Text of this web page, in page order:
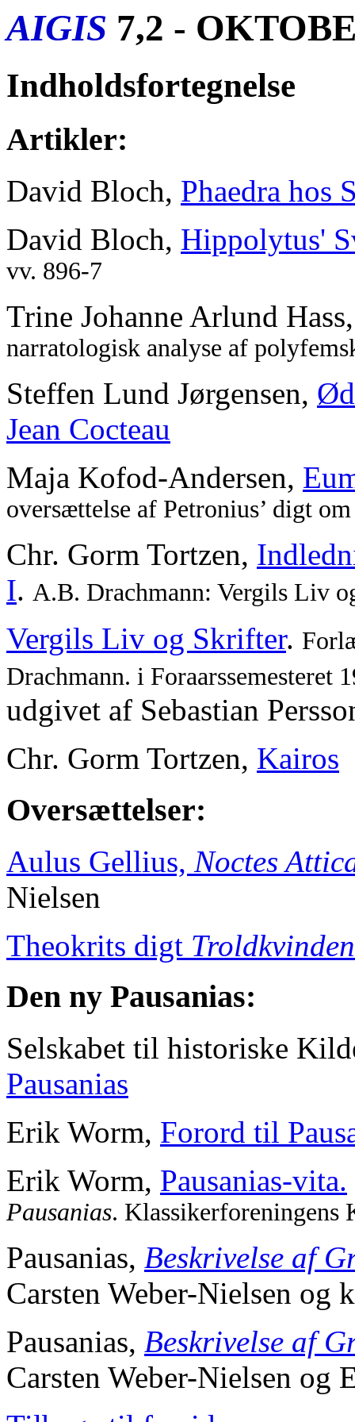
AIGIS 7,2 -
Indholdsfortegnelse
Artikler:
David Bloch, Phaedra hos
David Bloch, Hippolytus'
vv. 896-7
Trine Johanne Arlund
narratologisk analyse af
Steffen Lund Jørgensen,
Jean Cocteau
Maja Kofod-Andersen,
oversættelse af Petronius’ digt
Chr. Gorm Tortzen,
I. A.B. Drachmann: Vergils Liv
Vergils Liv og Skrifter.
Drachmann. i Foraarssemesteret
udgivet af Sebastian
Chr. Gorm Tortzen, Kairos
Oversættelser:
Aulus Gellius, Noctes
Nielsen
Theokrits digt Troldkvinden
Den ny Pausanias:
Selskabet til historiske
Pausanias
Erik Worm, Forord til
Erik Worm, Pausanias-vita.
Pausanias. Klassikerforeningens
Pausanias, Beskrivelse af
Carsten Weber-Nielsen og
Pausanias, Beskrivelse af
Carsten Weber-Nielsen og